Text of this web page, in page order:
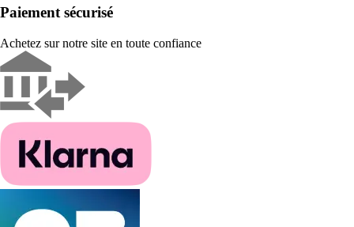
Paiement sécurisé
Achetez sur notre site en toute confiance